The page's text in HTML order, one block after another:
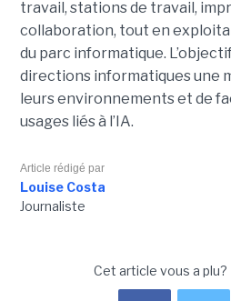
travail, stations de travail,
collaboration, tout en
du parc informatique.
directions informatiques une
leurs environnements et de
usages liés à l’IA.
Article rédigé par
Louise Costa
Journaliste
Cet article vous a plu?